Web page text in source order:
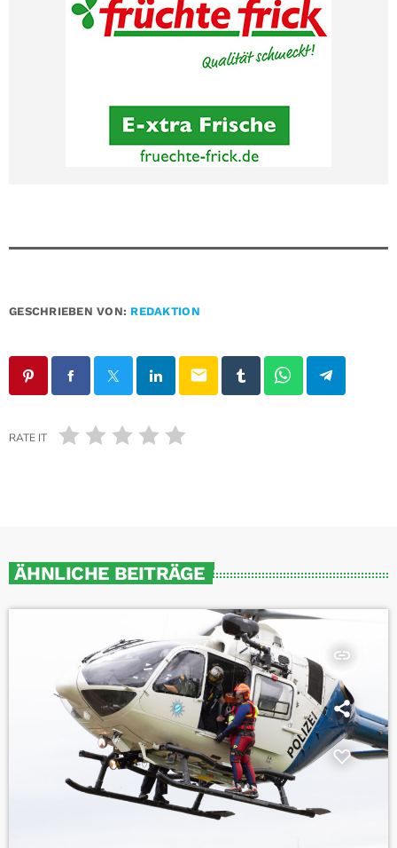
GESCHRIEBEN VON: REDAKTION
email
RATE IT
ÄHNLICHE BEITRÄGE
insert_link